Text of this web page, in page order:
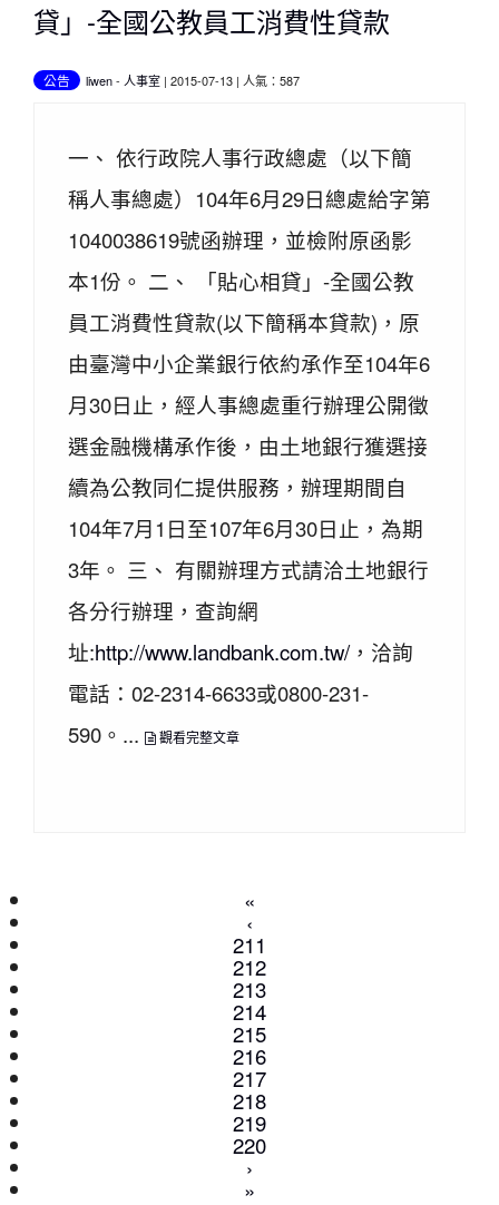
貸」-全國公教員工消費性貸款
公告 liwen- 人事室 | 2015-07-13 | 人氣：587
一、 依行政院人事行政總處（以下簡
稱人事總處）104年6月29日總處給字第
1040038619號函辦理，並檢附原函影
本1份。 二、 「貼心相貸」-全國公教
員工消費性貸款(以下簡稱本貸款)，原
由臺灣中小企業銀行依約承作至104年6
月30日止，經人事總處重行辦理公開徵
選金融機構承作後，由土地銀行獲選接
續為公教同仁提供服務，辦理期間自
104年7月1日至107年6月30日止，為期
3年。 三、 有關辦理方式請洽土地銀行
各分行辦理，查詢網
址:http://www.landbank.com.tw/，洽詢
電話：02-2314-6633或0800-231-
590。...
觀看完整文章
«
‹
211
212
213
214
215
216
217(current)
218
219
220
›
»